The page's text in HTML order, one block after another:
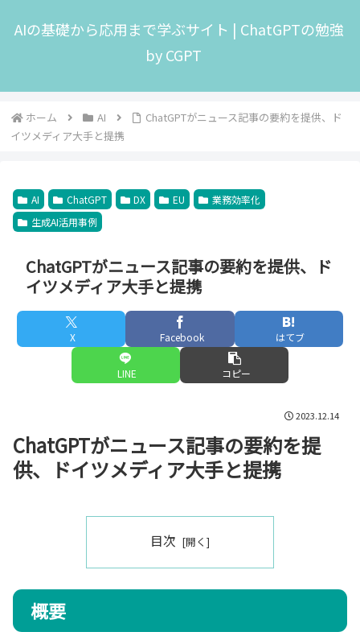
AIの基礎から応用まで学ぶサイト | ChatGPTの勉強
by CGPT
ホーム AI
ChatGPTがニュース記事の要約を提供、ド
イツメディア大手と提携
AI ChatGPT DX EU
業務効率化
生成AI活用事例
ChatGPTがニュース記事の要約を提供、ド
イツメディア大手と提携
X Facebook はてブ
LINE コピー
2023.12.14
ChatGPTがニュース記事の要約を提
供、ドイツメディア大手と提携
目次
概要